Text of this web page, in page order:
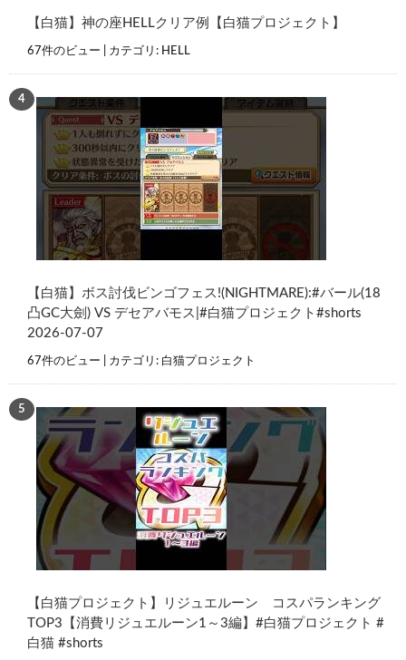
【白猫】神の座HELLクリア例【白猫プロジェクト】
67件のビュー カテゴリ: HELL
【白猫】ボス討伐ビンゴフェス!(NIGHTMARE):#バール(18
凸GC大劍) VS デセアバモス|#白猫プロジェクト#shorts
2026-07-07
67件のビュー カテゴリ: 白猫プロジェクト
【白猫プロジェクト】リジュエルーン コスパランキング
TOP3【消費リジュエルーン1～3編】#白猫プロジェクト #
白猫 #shorts